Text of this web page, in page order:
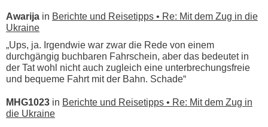
Awarija in Berichte und Reisetipps • Re: Mit dem Zug in die
Ukraine
„Ups, ja. Irgendwie war zwar die Rede von einem
durchgängig buchbaren Fahrschein, aber das bedeutet in
der Tat wohl nicht auch zugleich eine unterbrechungsfreie
und bequeme Fahrt mit der Bahn. Schade“
MHG1023 in Berichte und Reisetipps • Re: Mit dem Zug in
die Ukraine